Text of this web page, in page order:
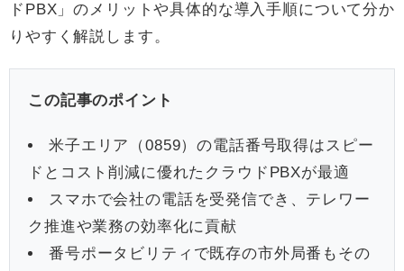
ドPBX」のメリットや具体的な導入手順について分か
りやすく解説します。
この記事のポイント
米子エリア（0859）の電話番号取得はスピー
ドとコスト削減に優れたクラウドPBXが最適
スマホで会社の電話を受発信でき、テレワー
ク推進や業務の効率化に貢献
番号ポータビリティで既存の市外局番もその